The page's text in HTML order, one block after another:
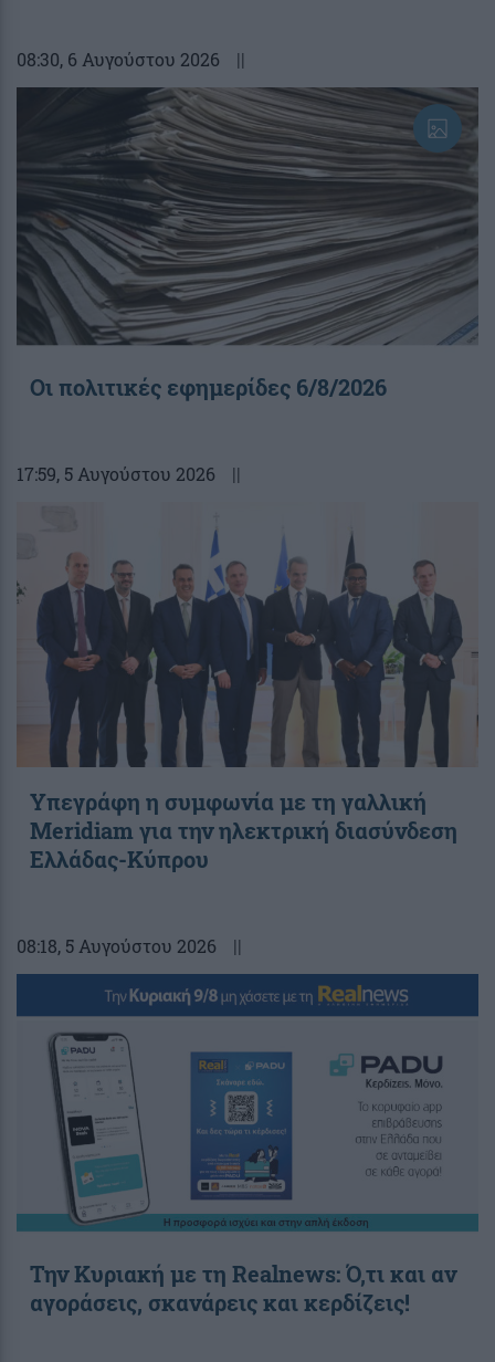
08:30, 6 Αυγούστου 2026 ||
Οι πολιτικές εφημερίδες 6/8/2026
17:59, 5 Αυγούστου 2026 ||
Υπεγράφη η συμφωνία με τη γαλλική
Meridiam για την ηλεκτρική διασύνδεση
Ελλάδας-Κύπρου
08:18, 5 Αυγούστου 2026 ||
Την Κυριακή με τη Realnews: Ό,τι και αν
αγοράσεις, σκανάρεις και κερδίζεις!